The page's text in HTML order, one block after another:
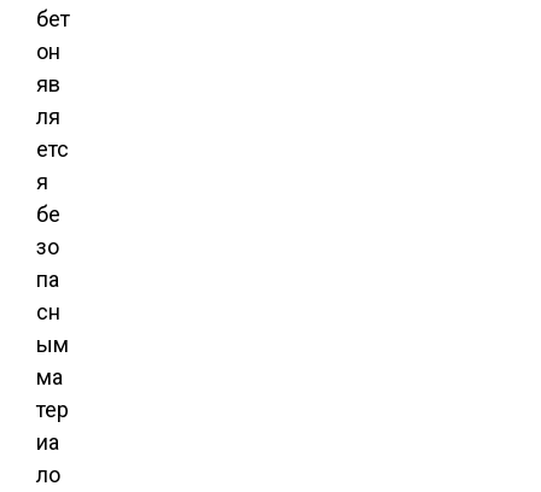
бет
он
яв
ля
етс
я
бе
зо
па
сн
ым
ма
тер
иа
ло